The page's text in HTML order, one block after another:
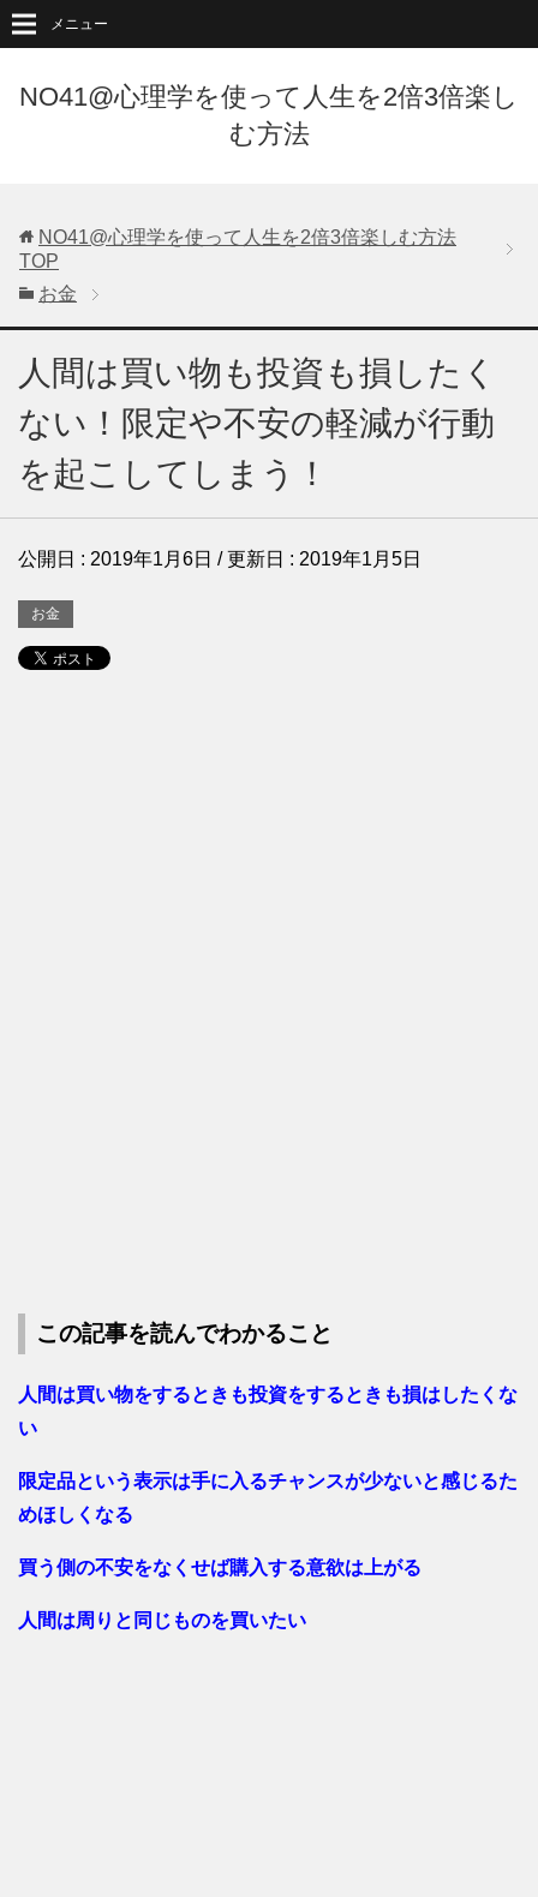
NO41@心理学を使って人生を2倍3倍楽し
む方法
メニュー
NO41@心理学を使って人生を2倍3倍楽しむ方法
TOP
お金
人間は買い物も投資も損したく
ない！限定や不安の軽減が行動
を起こしてしまう！
公開日 : 2019年1月6日 / 更新日 : 2019年1月5日
お金
この記事を読んでわかること
人間は買い物をするときも投資をするときも損はしたくな
い
限定品という表示は手に入るチャンスが少ないと感じるた
めほしくなる
買う側の不安をなくせば購入する意欲は上がる
人間は周りと同じものを買いたい